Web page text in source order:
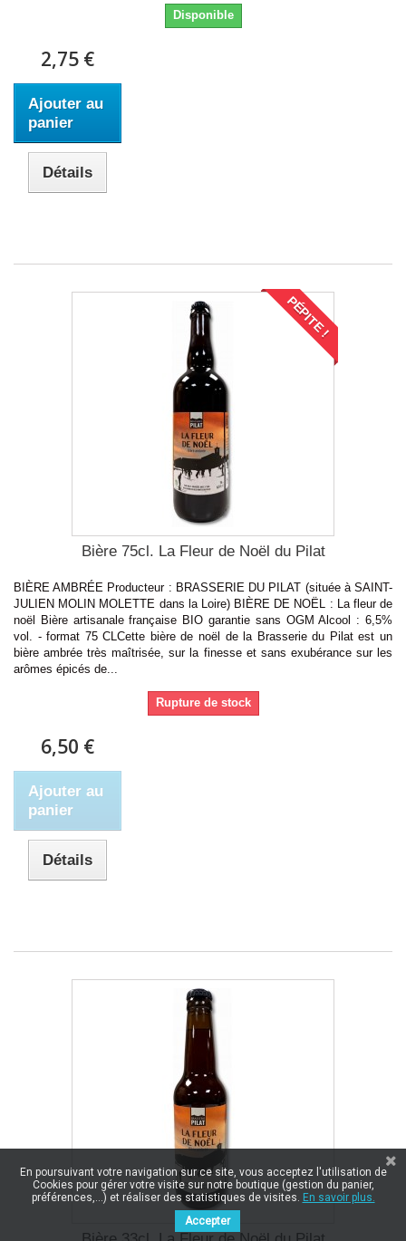
Disponible
2,75 €
Ajouter au
panier
Détails
PÉPITE !
Bière 75cl. La Fleur de Noël du Pilat
BIÈRE AMBRÉE Producteur : BRASSERIE DU PILAT (située à SAINT-
JULIEN MOLIN MOLETTE dans la Loire) BIÈRE DE NOËL : La fleur de
noël Bière artisanale française BIO garantie sans OGM Alcool : 6,5%
vol. - format 75 CLCette bière de noël de la Brasserie du Pilat est un
bière ambrée très maîtrisée, sur la finesse et sans exubérance sur les
arômes épicés de...
Rupture de stock
6,50 €
Ajouter au
panier
Détails
En poursuivant votre navigation sur ce site, vous acceptez l'utilisation de
Cookies pour gérer votre visite sur notre boutique (gestion du panier,
préférences,...) et réaliser des statistiques de visites. En savoir plus.
Accepter